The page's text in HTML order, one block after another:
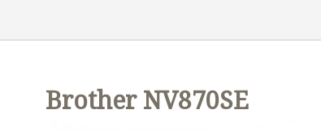
Brother NV870SE